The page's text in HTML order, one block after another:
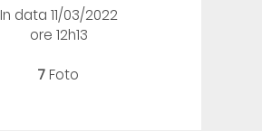
In data 11/03/2022
ore 12h13
7 Foto